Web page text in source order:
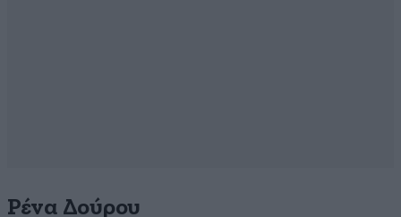
Ρένα Δούρου